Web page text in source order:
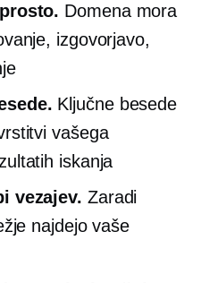
Domena mora
izgovorjavo,
Ključne besede
vašega
iskanja
vezajev. Zaradi
najdejo vaše